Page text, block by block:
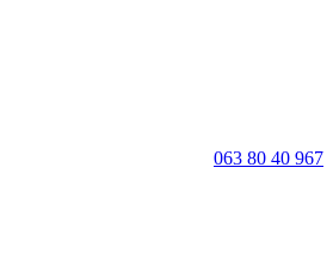
063 80 40 967